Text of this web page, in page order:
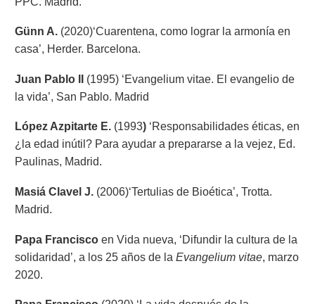
Günn A. (2020)‘Cuarentena, como lograr la armonía en
casa’, Herder. Barcelona.
Juan Pablo II (1995) ‘Evangelium vitae. El evangelio de
la vida’, San Pablo. Madrid
López Azpitarte E. (1993) ‘Responsabilidades éticas, en
¿la edad inútil? Para ayudar a prepararse a la vejez, Ed.
Paulinas, Madrid.
Masiá Clavel J. (2006)‘Tertulias de Bioética’, Trotta.
Madrid.
Papa Francisco en Vida nueva, ‘Difundir la cultura de la
solidaridad’, a los 25 años de la Evangelium vitae, marzo
2020.